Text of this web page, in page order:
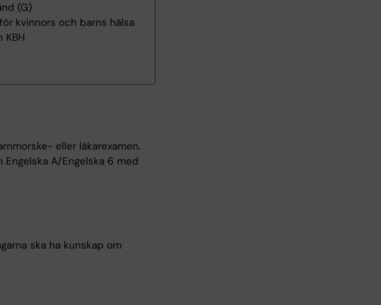
(G)
kvinnors och barns hälsa
eller läkarexamen.
Engelska A/Engelska 6 med
ska ha kunskap om